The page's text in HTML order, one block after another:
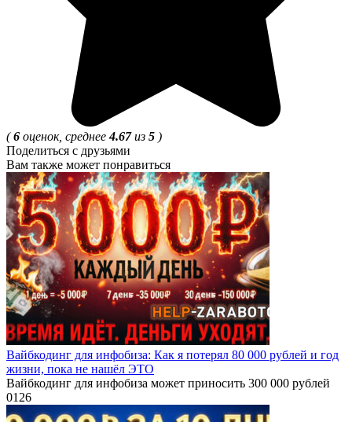
(6 оценок, среднее4.67из 5 )
Поделиться с друзьями
Вам также может понравиться
Вайбкодинг для инфобиза: Как я потерял 80 000 рублей и год
жизни, пока не нашёл ЭТО
Вайбкодинг для инфобиза может приносить 300 000 рублей
0126